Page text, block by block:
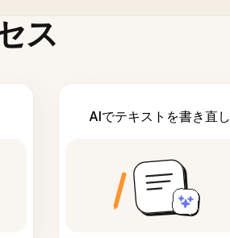
ス
AIでテキストを書き直し